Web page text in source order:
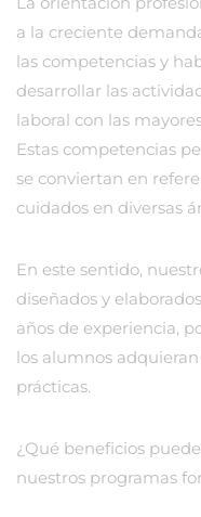
a la creciente
las competencias y
desarrollar las
laboral con las
Estas competencias
se conviertan en
cuidados en diversas
En este sentido,
diseñados y
años de experiencia,
los alumnos
prácticas.
¿Qué beneficios
nuestros programas